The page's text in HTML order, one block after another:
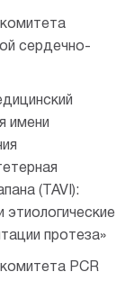
сердечно-
имени
(TAVI):
этиологические
протеза»
PCR